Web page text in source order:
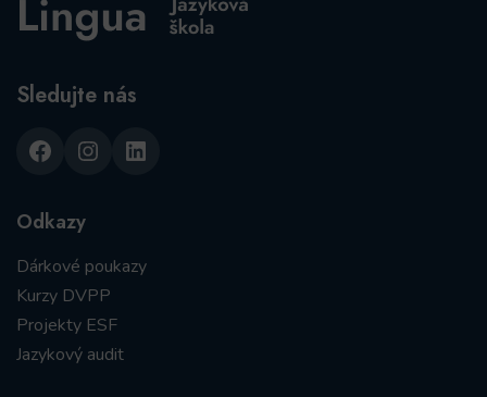
Sledujte nás
Facebook
Instagram
LinkedIn
Odkazy
Dárkové poukazy
Kurzy DVPP
Projekty ESF
Jazykový audit